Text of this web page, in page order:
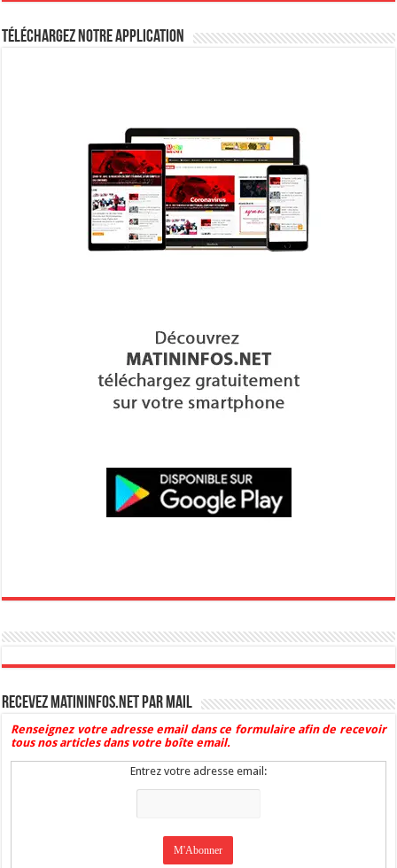
Téléchargez notre Application
Recevez Matininfos.net par mail
Renseignez votre adresse email dans ce formulaire afin de recevoir
tous nos articles dans votre boîte email.
Entrez votre adresse email: